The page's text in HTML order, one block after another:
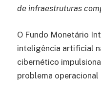
de infraestruturas
O Fundo Monetário
inteligência artificial
cibernético
problema